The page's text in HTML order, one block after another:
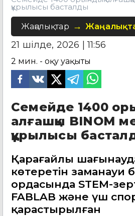
құрылысы басталды
Жаңалықтар
21 шілде, 2026 | 11:56
2 мин. - оқу уақыты
Семейде 1400
алғашқы BINOM
құрылысы
Қарағайлы
көтеретін заманауи
ордасында STEM-
FABLAB және үш
қарастырылған